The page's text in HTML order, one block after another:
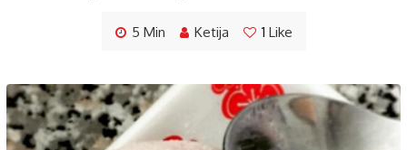
5 Min Ketija 1 Like